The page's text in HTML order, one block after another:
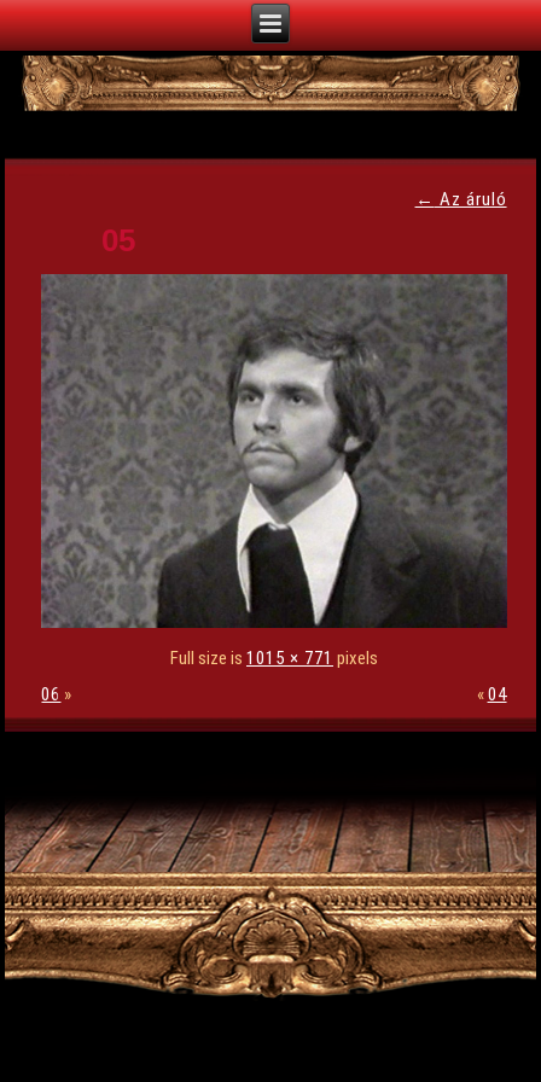
← Az áruló
05
Full size is 1015 × 771 pixels
06 » «04